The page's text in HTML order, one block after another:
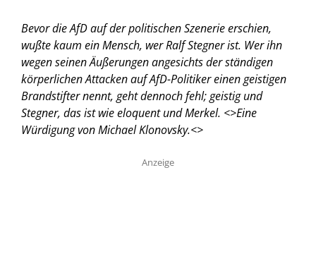
Bevor die AfD auf der politischen Szenerie erschien,
wußte kaum ein Mensch, wer Ralf Stegner ist. Wer ihn
wegen seinen Äußerungen angesichts der ständigen
körperlichen Attacken auf AfD-Politiker einen geistigen
Brandstifter nennt, geht dennoch fehl; geistig und
Stegner, das ist wie eloquent und Merkel. <>Eine
Würdigung von Michael Klonovsky.<>
Anzeige